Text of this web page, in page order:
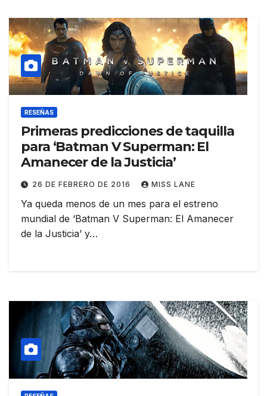
RESEÑAS
Primeras predicciones de taquilla
para ‘Batman V Superman: El
Amanecer de la Justicia’
26 DE FEBRERO DE 2016 MISS LANE
Ya queda menos de un mes para el estreno
mundial de ‘Batman V Superman: El Amanecer
de la Justicia’ y…